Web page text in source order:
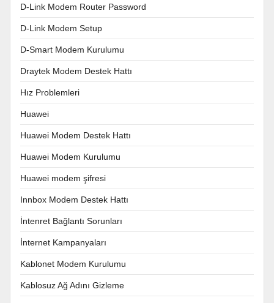
D-Link Modem Router Password
D-Link Modem Setup
D-Smart Modem Kurulumu
Draytek Modem Destek Hattı
Hız Problemleri
Huawei
Huawei Modem Destek Hattı
Huawei Modem Kurulumu
Huawei modem şifresi
Innbox Modem Destek Hattı
İntenret Bağlantı Sorunları
İnternet Kampanyaları
Kablonet Modem Kurulumu
Kablosuz Ağ Adını Gizleme